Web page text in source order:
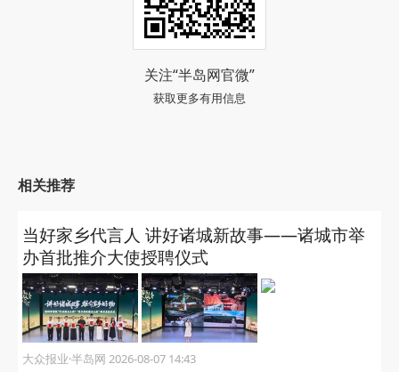
关注“半岛网官微”
获取更多有用信息
相关推荐
当好家乡代言人 讲好诸城新故事——诸城市举
办首批推介大使授聘仪式
大众报业·半岛网 2026-08-07 14:43